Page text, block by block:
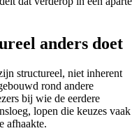
anders doet
structureel, niet inherent
rond andere
bij wie de eerdere
lopen die keuzes vaak
afhaakte.